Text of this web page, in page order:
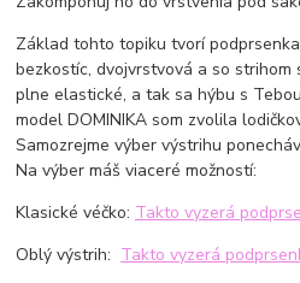
Základ tohto topiku tvorí
bezkostíc, dvojvrstvová a so strihom
plne elastické, a tak sa hýbu s
model DOMINIKA som zvolila
Samozrejme výber výstrihu
Na výber máš viaceré možností:
Klasické véčko: Takto vyzerá
Oblý výstrih: Takto vyzerá